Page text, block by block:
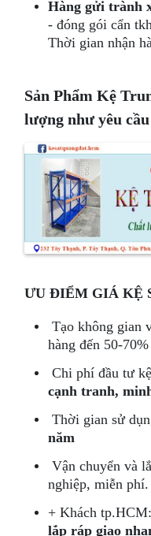
Hàng gửi trành
- đóng gói cẩn
Thời gian nhận
Sản Phẩm Kệ
lượng như yêu
ƯU ĐIỂM GIÁ KỆ
Tạo không gian
hàng đến 50-70%
Chi phí đầu tư
cạnh tranh,
Thời gian sử
năm
Vận chuyển và
nghiệp, miễn phí.
+ Khách
lắp ráp giao